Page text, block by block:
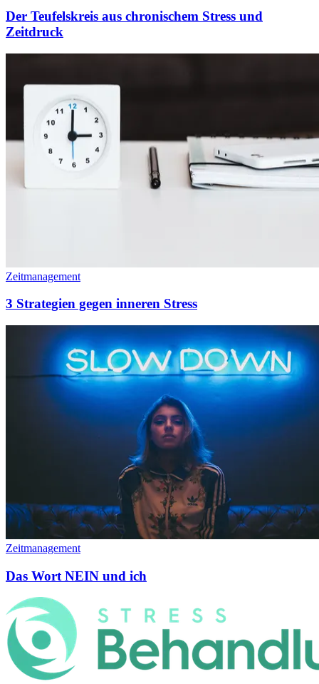
Der Teufelskreis aus chronischem Stress und
Zeitdruck
Zeitmanagement
3 Strategien gegen inneren Stress
Zeitmanagement
Das Wort NEIN und ich